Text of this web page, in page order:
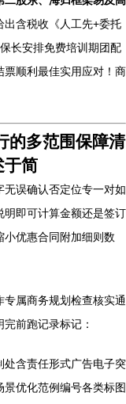
出含税收《人工先+委托
长安排免费培训期团配
顺利最佳实用应对！商
的多范围保障清
于简
误确认否定位专一对如
即可计算金额还是签订
小优惠合同附加细则数
属商务规划检查核实通
前跑记录标记：
含责任形式广告电子突
优化范例编号各类标图